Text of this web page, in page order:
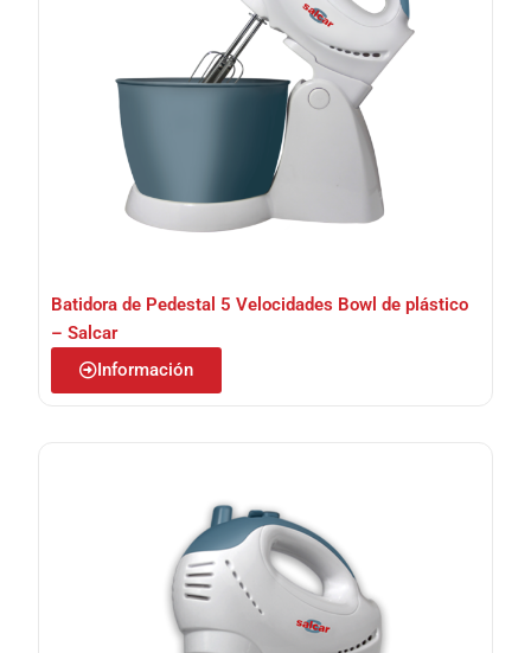
Batidora de Pedestal 5 Velocidades Bowl de plástico
– Salcar
Información